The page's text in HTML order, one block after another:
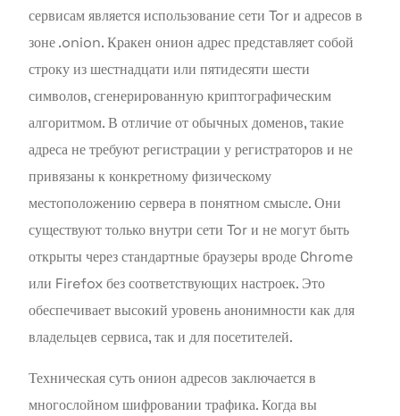
сервисам является использование сети Tor и адресов в
зоне .onion. Кракен онион адрес представляет собой
строку из шестнадцати или пятидесяти шести
символов, сгенерированную криптографическим
алгоритмом. В отличие от обычных доменов, такие
адреса не требуют регистрации у регистраторов и не
привязаны к конкретному физическому
местоположению сервера в понятном смысле. Они
существуют только внутри сети Tor и не могут быть
открыты через стандартные браузеры вроде Chrome
или Firefox без соответствующих настроек. Это
обеспечивает высокий уровень анонимности как для
владельцев сервиса, так и для посетителей.
Техническая суть онион адресов заключается в
многослойном шифровании трафика. Когда вы